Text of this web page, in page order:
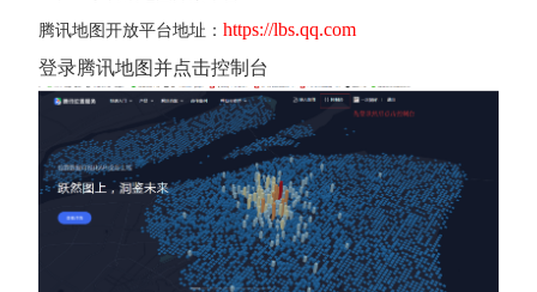
腾讯地图开放平台地址： https://lbs.qq.com
登录腾讯地图并点击控制台